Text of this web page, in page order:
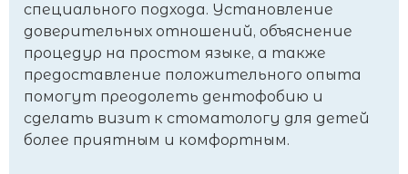
специального подхода. Установление
доверительных отношений, объяснение
процедур на простом языке, а также
предоставление положительного опыта
помогут преодолеть дентофобию и
сделать визит к стоматологу для детей
более приятным и комфортным.